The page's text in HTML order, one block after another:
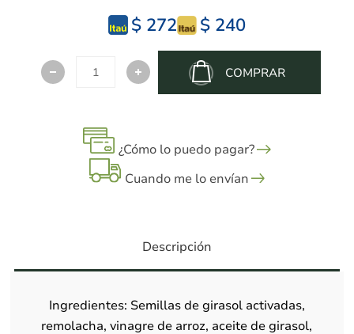
$ 272 $ 240
COMPRAR
¿Cómo lo puedo pagar?
Cuando me lo envían
Descripción
Ingredientes: Semillas de girasol activadas,
remolacha, vinagre de arroz, aceite de girasol,